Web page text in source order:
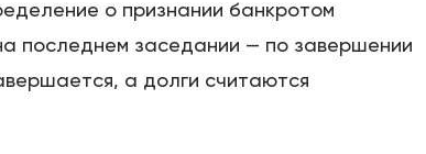
о признании банкротом
последнем заседании — по завершении
а долги считаются